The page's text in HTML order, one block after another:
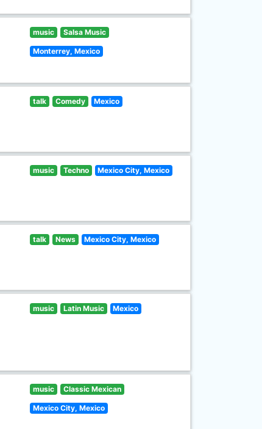
music Salsa Music
Monterrey, Mexico
talk Comedy Mexico
music Techno Mexico City, Mexico
talk News Mexico City, Mexico
music Latin Music Mexico
music Classic Mexican
Mexico City, Mexico